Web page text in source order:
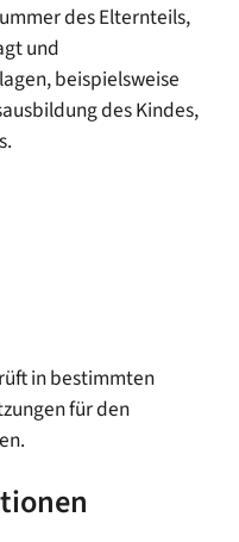
des Elternteils,
und
beispielsweise
des Kindes,
in bestimmten
für den